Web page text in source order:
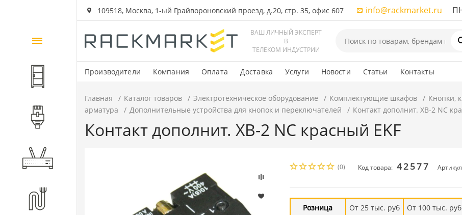
109518, Москва, 1-ый Грайвороновский проезд, д.20, стр. 35, офис 607 info@rackmarket.ru
ВАШ ЛИЧНЫЙ ЭКСПЕРТ
В
ТЕЛЕКОМ ИНДУСТРИИ
Производители Компания Оплата Доставка Услуги Новости Статьи Контакты
Каталог
товаров
Шкафы и стойки
Компоненты СКС
Главная Каталог товаров Электротехническое оборудование Комплектующие шкафов
Кнопки,
арматура
Дополнительные устройства для кнопок и переключателей Контакт дополнит. XB-2 NC
Контакт дополнит. XB-2 NC красный EKF
(0) Код товара: 42577
Розница
От 25 тыс. руб
От 100 тыс. руб